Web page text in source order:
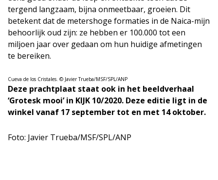
tergend langzaam, bijna onmeetbaar, groeien. Dit
betekent dat de metershoge formaties in de Naica-mijn
behoorlijk oud zijn: ze hebben er 100.000 tot een
miljoen jaar over gedaan om hun huidige afmetingen
te bereiken.
Cueva de los Cristales. © Javier Trueba/MSF/SPL/ANP
Deze prachtplaat staat ook in het beeldverhaal
‘Grotesk mooi’ in KIJK 10/2020. Deze editie ligt in de
winkel vanaf 17 september tot en met 14 oktober.
Foto: Javier Trueba/MSF/SPL/ANP